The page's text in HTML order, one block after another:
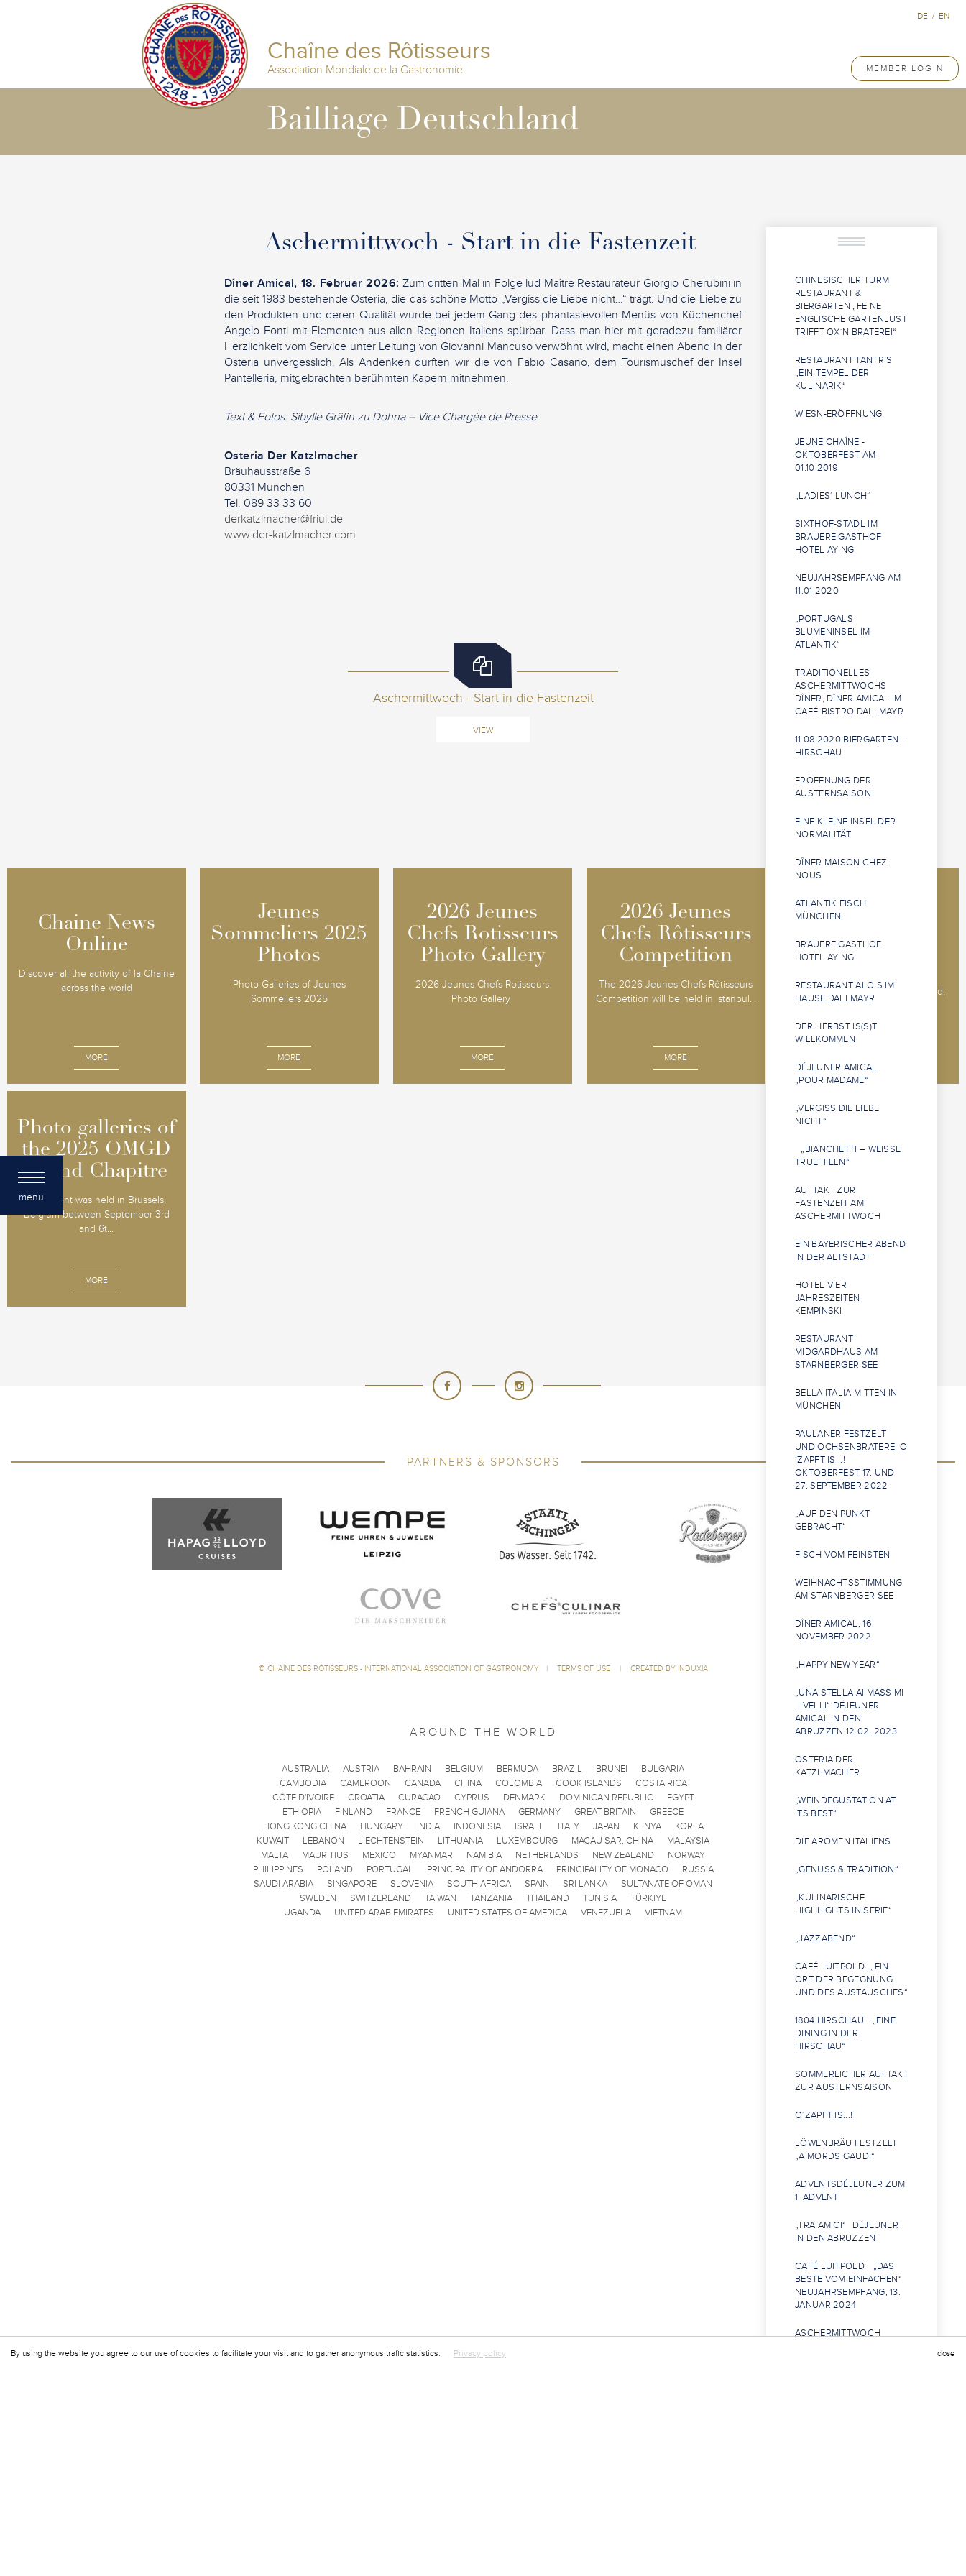
menu
Chaîne des Rôtisseurs
Association Mondiale de la Gastronomie MEMBER LOGIN
DE / EN
Bailliage Deutschland
Aschermittwoch - Start in die Fastenzeit
Dîner Amical, 18. Februar 2026: Zum dritten Mal in Folge lud Maître Restaurateur Giorgio Cherubini in
die seit 1983 bestehende Osteria, die das schöne Motto „Vergiss die Liebe nicht…“ trägt. Und die Liebe zu
den Produkten und deren Qualität wurde bei jedem Gang des phantasievollen Menüs von Küchenchef
Angelo Fonti mit Elementen aus allen Regionen Italiens spürbar. Dass man hier mit geradezu familiärer
Herzlichkeit vom Service unter Leitung von Giovanni Mancuso verwöhnt wird, macht einen Abend in der
Osteria unvergesslich. Als Andenken durften wir die von Fabio Casano, dem Tourismuschef der Insel
Pantelleria, mitgebrachten berühmten Kapern mitnehmen.
Text & Fotos: Sibylle Gräfin zu Dohna – Vice Chargée de Presse
Osteria Der Katzlmacher
Bräuhausstraße 6
80331 München
Tel. 089 33 33 60
derkatzlmacher@friul.de
www.der-katzlmacher.com
Aschermittwoch - Start in die Fastenzeit
VIEW
CHINESISCHER TURM
RESTAURANT &
BIERGARTEN „FEINE
ENGLISCHE GARTENLUST
TRIFFT OX`N BRATEREI“
RESTAURANT TANTRIS
„EIN TEMPEL DER
KULINARIK“
WIESN-ERÖFFNUNG
JEUNE CHAÎNE -
OKTOBERFEST AM
01.10.2019
„LADIES‘ LUNCH“
SIXTHOF-STADL IM
BRAUEREIGASTHOF
HOTEL AYING
NEUJAHRSEMPFANG AM
11.01.2020
„PORTUGALS
BLUMENINSEL IM
ATLANTIK“
TRADITIONELLES
ASCHERMITTWOCHS
DÎNER, DÎNER AMICAL IM
CAFÉ-BISTRO DALLMAYR
11.08.2020 BIERGARTEN -
HIRSCHAU
ERÖFFNUNG DER
AUSTERNSAISON
EINE KLEINE INSEL DER
NORMALITÄT
DÎNER MAISON CHEZ
NOUS
ATLANTIK FISCH
MÜNCHEN
BRAUEREIGASTHOF
HOTEL AYING
RESTAURANT ALOIS IM
HAUSE DALLMAYR
DER HERBST IS(S)T
WILLKOMMEN
DÉJEUNER AMICAL
„POUR MADAME“
„VERGISS DIE LIEBE
NICHT“
„BIANCHETTI – WEISSE
TRUEFFELN“
AUFTAKT ZUR
FASTENZEIT AM
ASCHERMITTWOCH
EIN BAYERISCHER ABEND
IN DER ALTSTADT
HOTEL VIER
JAHRESZEITEN
KEMPINSKI
RESTAURANT
MIDGARDHAUS AM
STARNBERGER SEE
BELLA ITALIA MITTEN IN
MÜNCHEN
PAULANER FESTZELT
UND OCHSENBRATEREI O
´ZAPFT IS...!
OKTOBERFEST 17. UND
27. SEPTEMBER 2022
„AUF DEN PUNKT
GEBRACHT“
FISCH VOM FEINSTEN
WEIHNACHTSSTIMMUNG
AM STARNBERGER SEE
DÎNER AMICAL, 16.
NOVEMBER 2022
„HAPPY NEW YEAR“
„UNA STELLA AI MASSIMI
LIVELLI“ DÉJEUNER
AMICAL IN DEN
ABRUZZEN 12.02..2023
OSTERIA DER
KATZLMACHER
„WEINDEGUSTATION AT
ITS BEST“
DIE AROMEN ITALIENS
„GENUSS & TRADITION“
„KULINARISCHE
HIGHLIGHTS IN SERIE“
„JAZZABEND“
CAFÉ LUITPOLD „EIN
ORT DER BEGEGNUNG
UND DES AUSTAUSCHES“
1804 HIRSCHAU „FINE
DINING IN DER
HIRSCHAU“
SOMMERLICHER AUFTAKT
ZUR AUSTERNSAISON
O´ZAPFT IS...!
LÖWENBRÄU FESTZELT
„A MORDS GAUDI“
ADVENTSDÉJEUNER ZUM
1. ADVENT
„TRA AMICI“ DÉJEUNER
IN DEN ABRUZZEN
CAFÉ LUITPOLD „DAS
BESTE VOM EINFACHEN“
NEUJAHRSEMPFANG, 13.
JANUAR 2024
ASCHERMITTWOCH
Chaine News
Online
Discover all the activity of la Chaine
across the world
MORE
Chaine News
Online
Jeunes
Sommeliers 2025
Photos
Photo Galleries of Jeunes
Sommeliers 2025
MORE
Jeunes
Sommeliers 2025
Photos
2026 Jeunes
Chefs Rotisseurs
Photo Gallery
2026 Jeunes Chefs Rotisseurs
Photo Gallery
MORE
2026 Jeunes
Chefs Rotisseurs
Photo Gallery
2026 Jeunes
Chefs Rôtisseurs
Competition
The 2026 Jeunes Chefs Rôtisseurs
Competition will be held in Istanbul...
MORE
2026 Jeunes
Chefs Rôtisseurs
Competition
2026 Jeunes
Competition
Competition will be held in Båstad,
2026 Jeunes
Competition
Photo galleries of
the 2025 OMGD
Grand Chapitre
The event was held in Brussels,
Belgium between September 3rd
and 6t...
MORE
Photo galleries of
the 2025 OMGD
Grand Chapitre
close
By using the website you agree to our use of cookies to facilitate your visit and to gather anonymous trafic statistics. Privacy policy
PARTNERS & SPONSORS
© CHAÎNE DES RÔTISSEURS - INTERNATIONAL ASSOCIATION OF GASTRONOMY | TERMS OF USE | CREATED BY INDUXIA
AROUND THE WORLD
AUSTRALIA AUSTRIA BAHRAIN BELGIUM BERMUDA BRAZIL BRUNEI
BULGARIA
CAMBODIA
CAMEROON CANADA CHINA COLOMBIA COOK ISLANDS
COSTA RICA
CÔTE D'IVOIRE
CROATIA CURACAO CYPRUS DENMARK DOMINICAN REPUBLIC
EGYPT
ETHIOPIA
FINLAND FRANCE FRENCH GUIANA GERMANY GREAT BRITAIN
GREECE
HONG KONG CHINA
HUNGARY INDIA INDONESIA ISRAEL ITALY JAPAN KENYA
KOREA
KUWAIT
LEBANON LIECHTENSTEIN LITHUANIA LUXEMBOURG MACAU SAR, CHINA
MALAYSIA
MALTA
MAURITIUS MEXICO MYANMAR NAMIBIA NETHERLANDS NEW ZEALAND
NORWAY
PHILIPPINES
POLAND PORTUGAL PRINCIPALITY OF ANDORRA PRINCIPALITY OF MONACO
RUSSIA
SAUDI ARABIA
SINGAPORE SLOVENIA SOUTH AFRICA SPAIN SRI LANKA
SULTANATE OF OMAN
SWEDEN
SWITZERLAND TAIWAN TANZANIA THAILAND TUNISIA
TÜRKIYE
UGANDA
UNITED ARAB EMIRATES UNITED STATES OF AMERICA VENEZUELA VIETNAM